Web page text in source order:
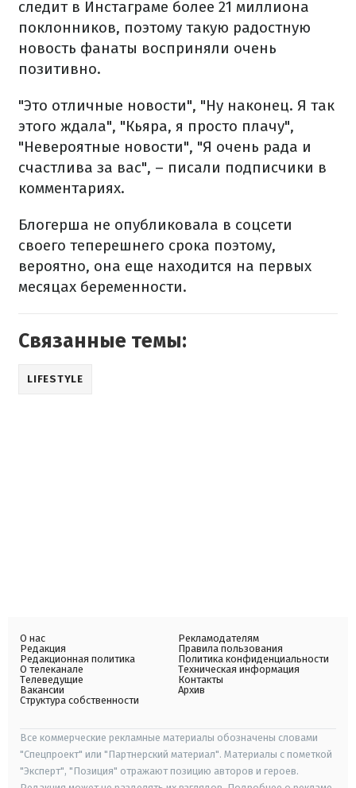
следит в Инстаграме более 21 миллиона
поклонников, поэтому такую радостную
новость фанаты восприняли очень
позитивно.
"Это отличные новости", "Ну наконец. Я так
этого ждала", "Кьяра, я просто плачу",
"Невероятные новости", "Я очень рада и
счастлива за вас", – писали подписчики в
комментариях.
Блогерша не опубликовала в соцсети
своего теперешнего срока поэтому,
вероятно, она еще находится на первых
месяцах беременности.
Связанные темы:
LIFESTYLE
О нас
Редакция
Редакционная политика
О телеканале
Телеведущие
Вакансии
Структура собственности
Рекламодателям
Правила пользования
Политика конфиденциальности
Техническая информация
Контакты
Архив
Все коммерческие рекламные материалы обозначены словами
"Спецпроект" или "Партнерский материал". Материалы с пометкой
"Эксперт", "Позиция" отражают позицию авторов и героев.